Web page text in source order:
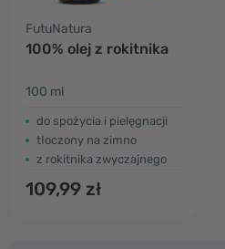
FutuNatura
100% olej z rokitnika
100 ml
do spożycia i pielęgnacji
tłoczony na zimno
z rokitnika zwyczajnego
109,99 zł